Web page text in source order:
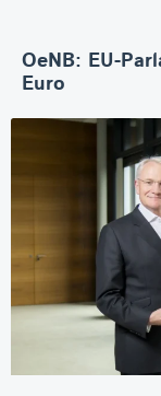
OeNB: EU-
Euro